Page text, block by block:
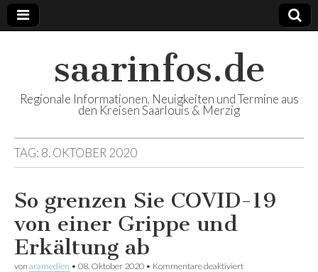
saarinfos.de
Regionale Informationen, Neuigkeiten und Termine aus
den Kreisen Saarlouis & Merzig
TAG: 8. OKTOBER 2020
So grenzen Sie COVID-19
von einer Grippe und
Erkältung ab
von aramedien • 08. Oktober 2020 • Kommentare deaktiviert